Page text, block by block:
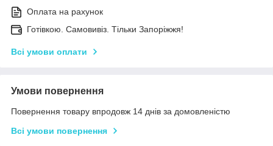
Оплата на рахунок
Готівкою. Самовивіз. Тільки Запоріжжя!
Всі умови оплати
Умови повернення
Повернення товару впродовж 14 днів за домовленістю
Всі умови повернення